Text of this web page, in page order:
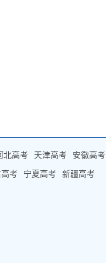
北高考 天津高考 安徽高考
考 宁夏高考 新疆高考